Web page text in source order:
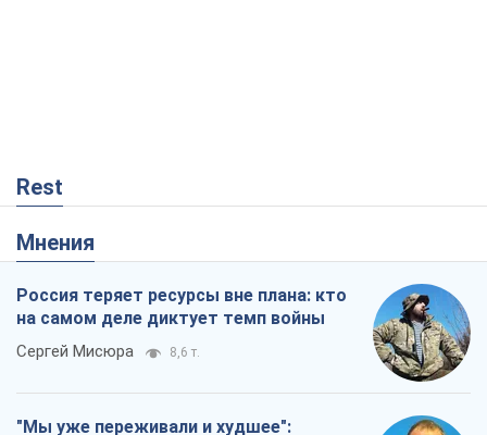
Rest
Мнения
Россия теряет ресурсы вне плана: кто
на самом деле диктует темп войны
Сергей Мисюра 8,6 т.
"Мы уже переживали и худшее":